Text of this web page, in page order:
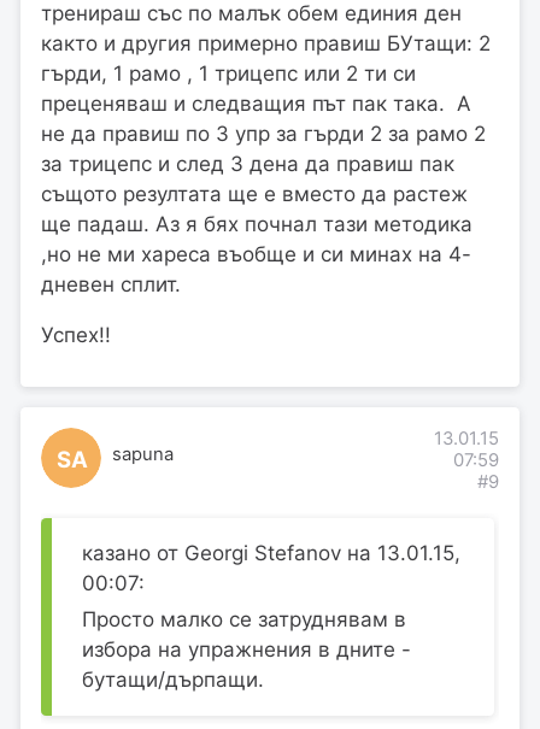
тренираш със по малък обем единия ден
както и другия примерно правиш БУтащи: 2
гърди, 1 рамо , 1 трицепс или 2 ти си
преценяваш и следващия път пак така. А
не да правиш по 3 упр за гърди 2 за рамо 2
за трицепс и след 3 дена да правиш пак
същото резултата ще е вместо да растеж
ще падаш. Аз я бях почнал тази методика
,но не ми хареса въобще и си минах на 4-
дневен сплит.
Успех!!
SA sapuna
13.01.15
07:59
#9
казано от Georgi Stefanov на 13.01.15,
00:07:
Просто малко се затруднявам в
избора на упражнения в дните -
бутащи/дърпащи.